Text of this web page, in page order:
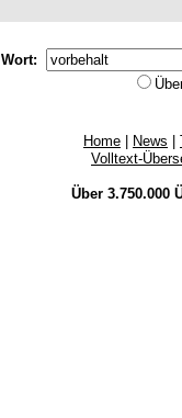
Wort:
Home News
Volltext-
Über 3.750.000